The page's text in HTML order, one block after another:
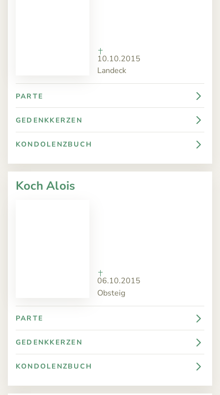
10.10.2015
Landeck
PARTE
GEDENKKERZEN
KONDOLENZBUCH
Koch Alois
06.10.2015
Obsteig
PARTE
GEDENKKERZEN
KONDOLENZBUCH